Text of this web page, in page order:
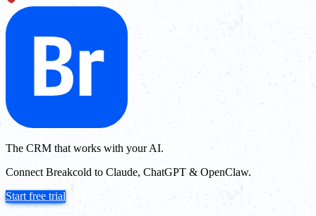
The CRM that works with your AI.
Connect Breakcold to Claude, ChatGPT & OpenClaw.
Start free trial